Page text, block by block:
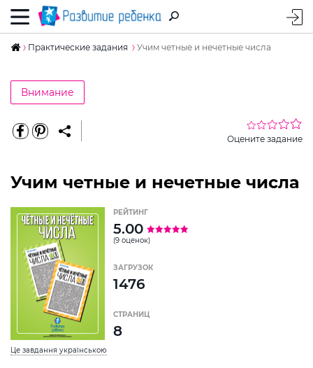
Практические задания Учим четные и нечетные числа
Внимание
Оцените задание
Учим четные и нечетные числа
Це завдання українською
РЕЙТИНГ
5.00
(9 оценок)
ЗАГРУЗОК
1476
СТРАНИЦ
8